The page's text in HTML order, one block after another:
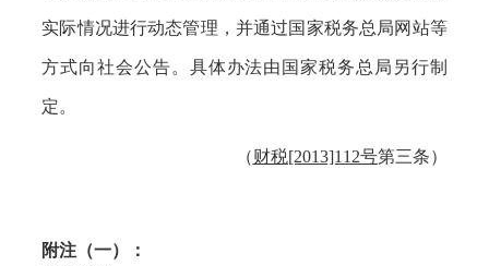
实际情况进行动态管理，并通过国家税务总局网站等
方式向社会公告。具体办法由国家税务总局另行制
定。
（财税[2013]112号第三条）
附注（一）：